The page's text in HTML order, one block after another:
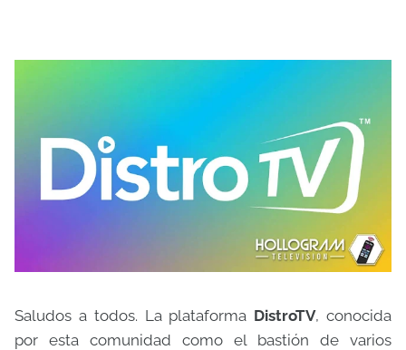
Saludos a todos. La plataforma DistroTV, conocida
por esta comunidad como el bastión de varios